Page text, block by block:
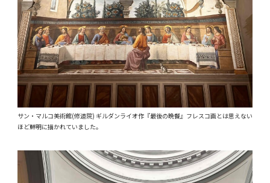
サン・マルコ美術館(修道院) ギルダンライオ作『最後の晩餐』フレスコ画とは思えない
ほど鮮明に描かれていました。